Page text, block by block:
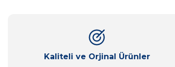
Ürün fiyatı diğer sitelerden daha pahalı.
Bu ürüne benzer farklı alternatifler olmalı.
Kaliteli ve Orjinal Ürünler